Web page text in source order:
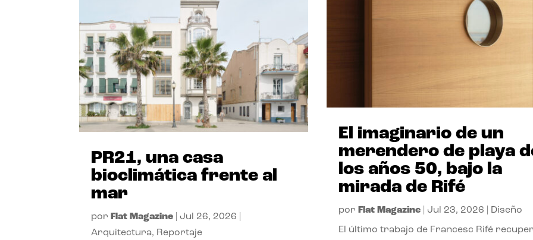
PR21, una casa
bioclimática frente al
mar
por Flat Magazine Jul 26, 2026
Arquitectura, Reportaje
El imaginario de un
merendero de playa
los años 50, bajo la
mirada de Rifé
por Flat Magazine| Jul 23, 2026 Diseño
El último trabajo de Francesc Rifé